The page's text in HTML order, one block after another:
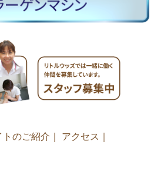
トのご紹介｜ アクセス｜